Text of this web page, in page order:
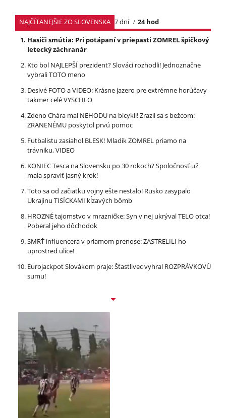
NAJČÍTANEJŠIE ZO SLOVENSKA 7 dní
24 hod
Hasiči smútia: Pri potápaní v priepasti ZOMREL špičkový
letecký záchranár
Kto bol NAJLEPŠÍ prezident? Slováci rozhodli! Jednoznačne
vybrali TOTO meno
Desivé FOTO a VIDEO: Krásne jazero pre extrémne horúčavy
takmer celé VYSCHLO
Zdeno Chára mal NEHODU na bicykli! Zrazil sa s bežcom:
ZRANENÉMU poskytol prvú pomoc
Futbalistu zasiahol BLESK! Mladík ZOMREL priamo na
trávniku, VIDEO
KONIEC Tesca na Slovensku po 30 rokoch? Spoločnosť už
mala spraviť jasný krok!
Toto sa od začiatku vojny ešte nestalo! Rusko zasypalo
Ukrajinu TISÍCKAMI kĺzavých bômb
HROZNÉ tajomstvo v mrazničke: Syn v nej ukrýval TELO otca!
Poberal jeho dôchodok
SMRŤ influencera v priamom prenose: ZASTRELILI ho
uprostred ulice!
Eurojackpot Slovákom praje: Šťastlivec vyhral ROZPRÁVKOVÚ
sumu!